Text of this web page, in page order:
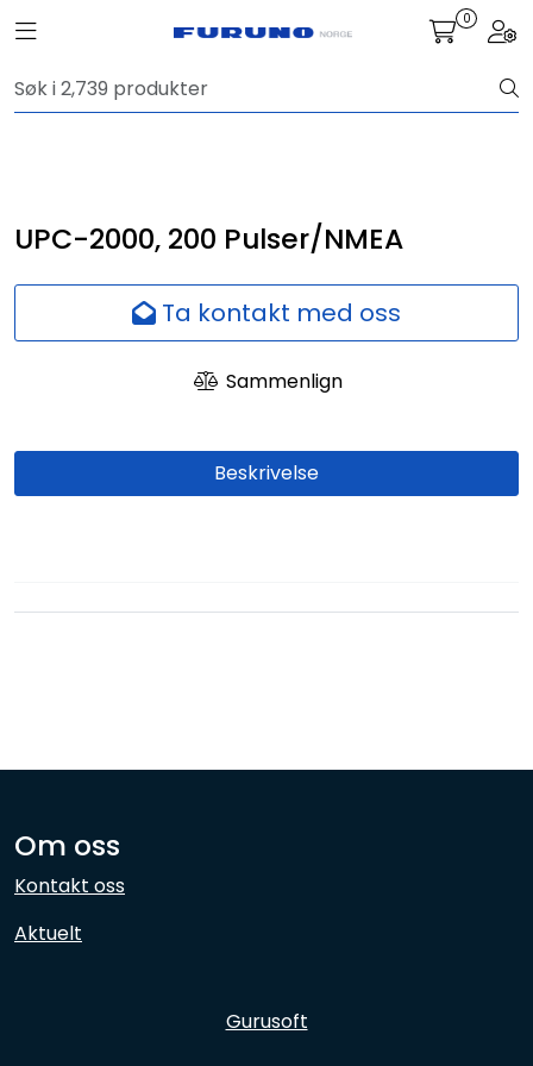
Toggle navigation 0
UPC-2000, 200 Pulser/NMEA
Ta kontakt med oss
Sammenlign
Beskrivelse
Om oss
Kontakt oss
Aktuelt
Gurusoft
Navigasjon
Fiskeleting
Survey
Skjermer
Ansatte